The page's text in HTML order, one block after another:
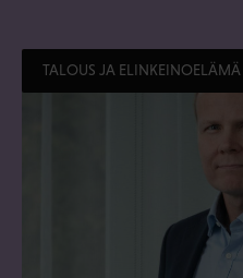
TALOUS JA ELINKEINOELÄMÄ